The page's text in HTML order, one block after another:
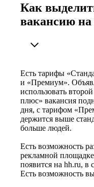
Как
вакансию
Есть тарифы
и «Премиум».
использовать
плюс» вакансия
дня, с тарифом
держится выше
больше людей.
Есть возможность
рекламной
появится на hh.ru, в
Есть возможность